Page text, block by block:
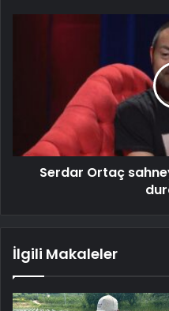
Serdar Ortaç
İlgili Makaleler